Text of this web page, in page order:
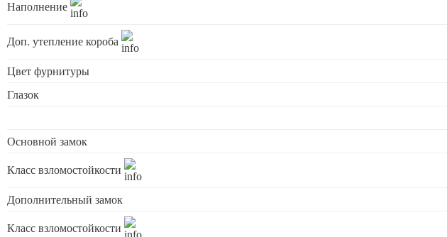
Наполнение
Доп. утепление короба
Цвет фурнитуры
Глазок
Основной замок
Класс взломостойкости
Дополнительный замок
Класс взломостойкости